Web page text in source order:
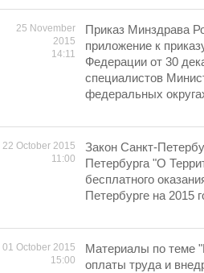
25 November
2015
14:11
Приказ Минздрава
приложение к
Федерации от 30
специалистов
федеральных
22 October 2015
11:00
Закон Санкт-
Петербурга "О
бесплатного
Петербурге на 2015
01 October 2015
15:00
Материалы по теме
оплаты труда и